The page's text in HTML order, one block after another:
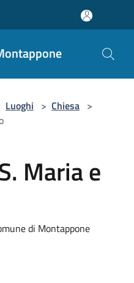
Luoghi > Chiesa >
Maria e
di Montappone